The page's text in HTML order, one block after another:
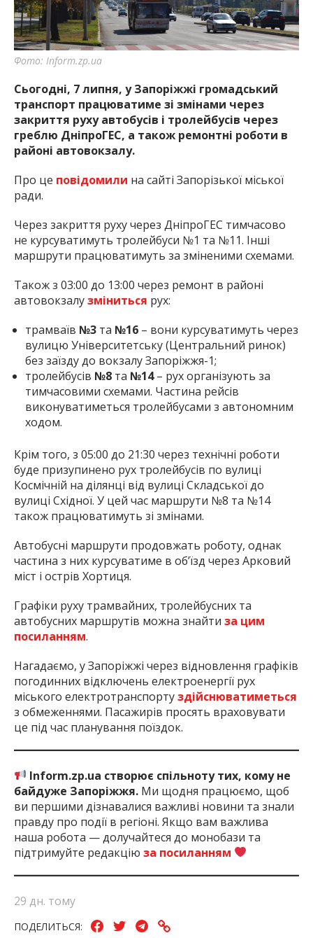
найважливішу інформацію про події
міста Запоріжжя та області.
Фото: Inform.zp.ua
Сьогодні, 7 липня, у Запоріжжі громадський
транспорт працюватиме зі змінами через
закриття руху автобусів і тролейбусів через
греблю ДніпроГЕС, а також ремонтні роботи в
районі автовокзалу.
Про це повідомили на сайті Запорізької міської
ради.
Через закриття руху через ДніпроГЕС тимчасово
не курсуватимуть тролейбуси №1 та №11. Інші
маршрути працюватимуть за зміненими схемами.
Також з 03:00 до 13:00 через ремонт в районі
автовокзалузміниться рух:
трамваїв №3 та №16 – вони курсуватимуть через
вулицю Університетську (Центральний ринок)
без заїзду до вокзалу Запоріжжя-1;
тролейбусів №8 та №14– рух організують за
тимчасовими схемами. Частина рейсів
виконуватиметься тролейбусами з автономним
ходом.
Крім того, з 05:00 до 21:30 через технічні роботи
буде призупинено рух тролейбусів по вулиці
Космічній на ділянці від вулиці Складської до
вулиці Східної. У цей час маршрути №8 та №14
також працюватимуть зі змінами.
Автобусні маршрути продовжать роботу, однак
частина з них курсуватиме в об’їзд через Арковий
міст і острів Хортиця.
Графіки руху трамвайних, тролейбусних та
автобусних маршрутів можна знайти за цим
посиланням.
Нагадаємо, у Запоріжжі через відновлення графіків
погодинних відключень електроенергії рух
міського електротранспортуздійснюватиметься
з обмеженнями. Пасажирів просять враховувати
це під час планування поїздок.
Inform.zp.ua створює спільноту тих, кому не
байдуже Запоріжжя. Ми щодня працюємо, щоб
ви першими дізнавалися важливі новини та знали
правду про події в регіоні. Якщо вам важлива
наша робота — долучайтеся до монобази та
підтримуйте редакцію за посиланням
29 дн. тому
ПОДЕЛИТЬСЯ: